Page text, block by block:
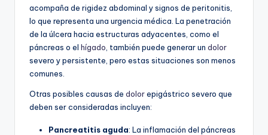
acompaña de rigidez abdominal y signos de peritonitis,
lo que representa una urgencia médica. La penetración
de la úlcera hacia estructuras adyacentes, como el
páncreas o el hígado , también puede generar un dolor
severo y persistente, pero estas situaciones son menos
comunes.
Otras posibles causas de dolorepigástrico severo que
deben ser consideradas incluyen:
Pancreatitis aguda: La inflamación del páncreas